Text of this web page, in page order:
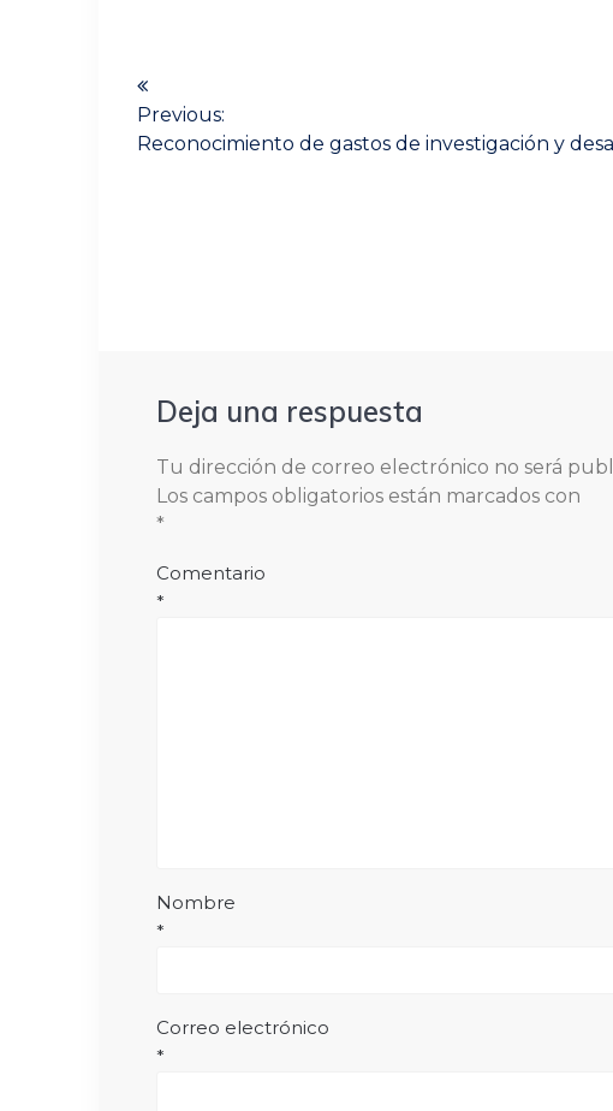
dePrevious:
Previous
Reconocimiento de gastos de investigación y
Deja una respuesta
Tu dirección de correo electrónico no será
Los campos obligatorios están marcados con
*
Comentario
*
Nombre
*
Correo electrónico
*